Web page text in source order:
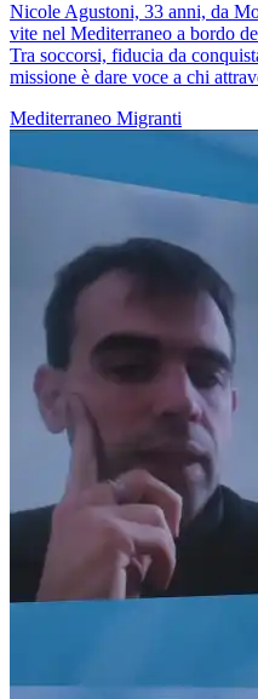
Nicole Agustoni, 33 anni, da
vite nel Mediterraneo a bordo
Tra soccorsi, fiducia da
missione è dare voce a chi
Mediterraneo Migranti